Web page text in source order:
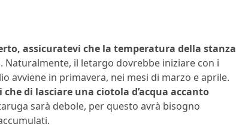
assicuratevi che la temperatura della stanza
Naturalmente, il letargo dovrebbe iniziare con i
avviene in primavera, nei mesi di marzo e aprile.
di lasciare una ciotola d’acqua accanto
sarà debole, per questo avrà bisogno